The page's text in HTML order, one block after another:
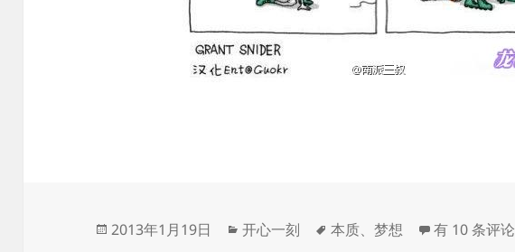
发
2013年1月19日
分
开心一刻
标
本质、梦想 梦想的本质
有 10 条评论